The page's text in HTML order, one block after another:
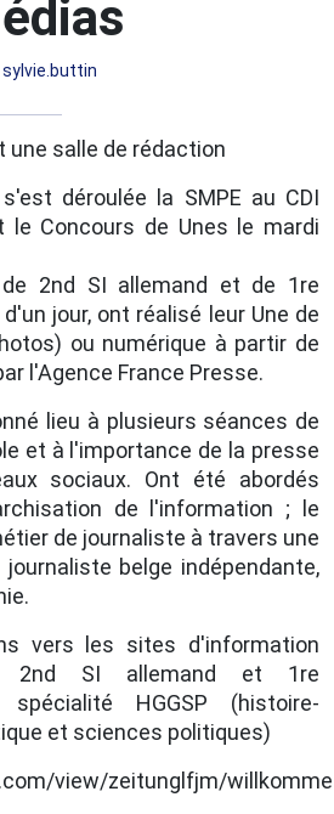
sylvie.buttin
une salle de rédaction
déroulée la SMPE au CDI
Concours de Unes le mardi
2nd SI allemand et de 1re
d'un jour, ont réalisé leur Une de
ou numérique à partir de
l'Agence France Presse.
lieu à plusieurs séances de
et à l'importance de la presse
sociaux. Ont été abordés
de l'information ; le
de journaliste à travers une
belge indépendante,
vers les sites d'information
2nd SI allemand et 1re
HGGSP (histoire-
et sciences politiques)
view/zeitunglfjm/